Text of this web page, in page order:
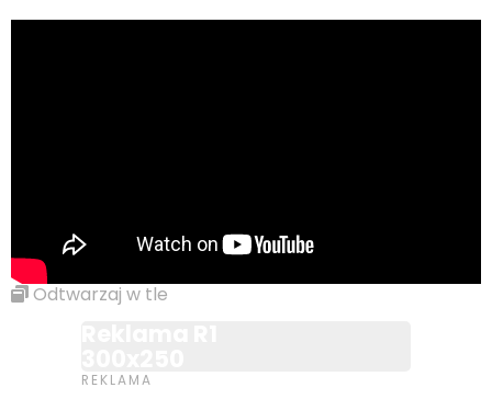
Odtwarzaj w tle